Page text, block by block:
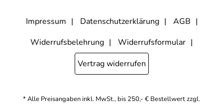
kann ich jederzeit mit Wirkung für die Zukunft widerrufen, indem ich
den Link "Abmelden" am Ende des Newsletters anklicke oder die
Datenschutzerklärung habe ich zur Kenntnis genommen.
Impressum Datenschutzerklärung
AGB
Widerrufsbelehrung
Widerrufsformular
Vertrag widerrufen
* Alle Preisangaben inkl. MwSt., bis 250,- € Bestellwert zzgl.